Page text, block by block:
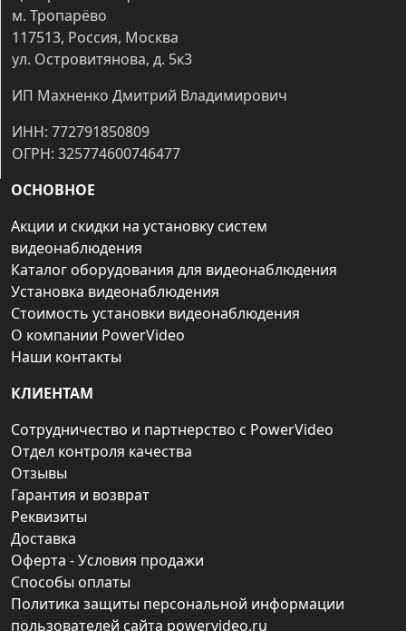
м. Тропарёво
117513, Россия, Москва
ул. Островитянова, д. 5к3
ИП Махненко Дмитрий Владимирович
ИНН: 772791850809
ОГРН: 325774600746477
ОСНОВНОЕ
Акции и скидки на установку систем
видеонаблюдения
Каталог оборудования для видеонаблюдения
Установка видеонаблюдения
Стоимость установки видеонаблюдения
О компании PowerVideo
Наши контакты
КЛИЕНТАМ
Сотрудничество и партнерство с PowerVideo
Отдел контроля качества
Отзывы
Гарантия и возврат
Реквизиты
Доставка
Оферта - Условия продажи
Способы оплаты
Политика защиты персональной информации
пользователей сайта powervideo.ru